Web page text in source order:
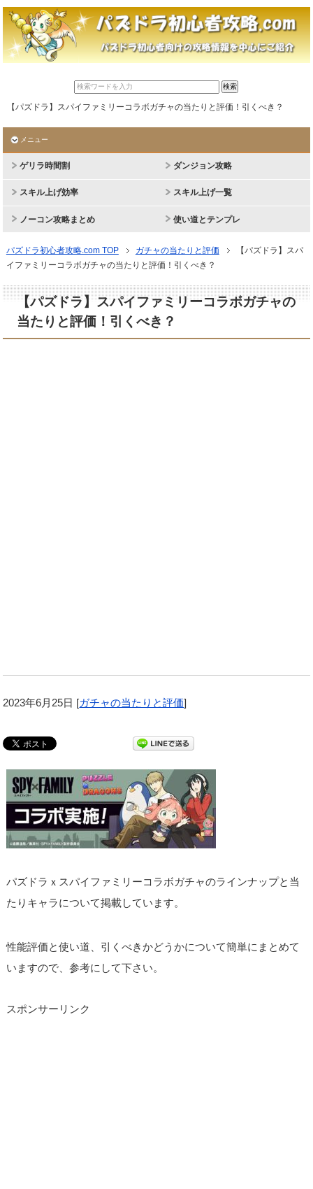
【パズドラ】スパイファミリーコラボガチャの当たりと評価！引くべき？
メニュー
ゲリラ時間割 ダンジョン攻略
スキル上げ効率 スキル上げ一覧
ノーコン攻略まとめ 使い道とテンプレ
パズドラ初心者攻略.com TOP ガチャの当たりと評価
【パズドラ】スパ
イファミリーコラボガチャの当たりと評価！引くべき？
【パズドラ】スパイファミリーコラボガチャの
当たりと評価！引くべき？
2023年6月25日 [ガチャの当たりと評価]
パズドラｘスパイファミリーコラボガチャのラインナップと当
たりキャラについて掲載しています。
性能評価と使い道、引くべきかどうかについて簡単にまとめて
いますので、参考にして下さい。
スポンサーリンク